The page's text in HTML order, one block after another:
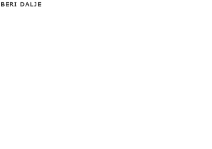
BERI DALJE